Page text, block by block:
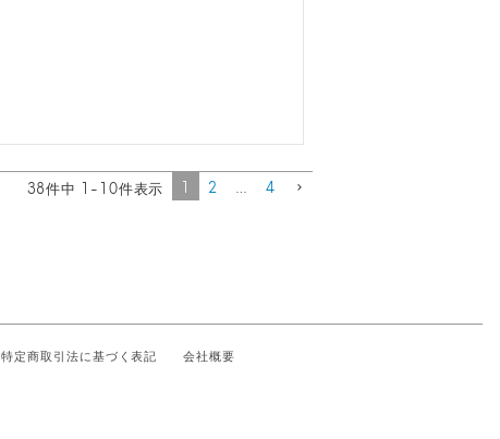
38件中 1 - 10件表示 1 2 … 4
特定商取引法に基づく表記 会社概要